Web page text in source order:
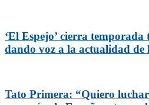
‘El Espejo’ cierra temporada
dando voz a la actualidad de
Tato Primera: “Quiero